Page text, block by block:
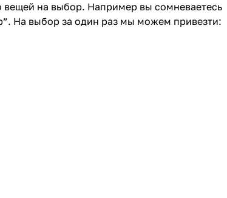
вещей на выбор. Например вы сомневаетесь
На выбор за один раз мы можем привезти: